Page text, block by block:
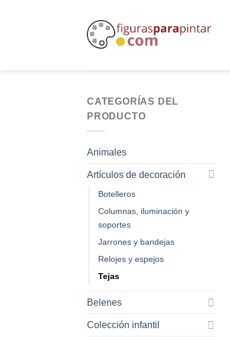
CATEGORÍAS DEL
PRODUCTO
Animales
Artículos de decoración
Botelleros
Columnas, iluminación y
soportes
Jarrones y bandejas
Relojes y espejos
Tejas
Belenes
Colección infantil